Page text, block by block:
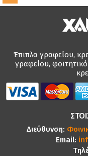
Έπιπλα γραφείου,
γραφείου,
Διεύθυνση:
Email: